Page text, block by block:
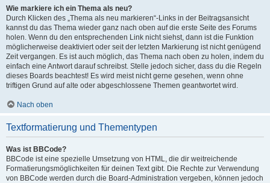
Wie markiere ich ein Thema als neu?
Durch Klicken des „Thema als neu markieren“-Links in der Beitragsansicht
kannst du das Thema wieder ganz nach oben auf die erste Seite des Forums
holen. Wenn du den entsprechenden Link nicht siehst, dann ist die Funktion
möglicherweise deaktiviert oder seit der letzten Markierung ist nicht genügend
Zeit vergangen. Es ist auch möglich, das Thema nach oben zu holen, indem du
einfach eine Antwort darauf schreibst. Stelle jedoch sicher, dass du die Regeln
dieses Boards beachtest! Es wird meist nicht gerne gesehen, wenn ohne
triftigen Grund auf alte oder abgeschlossene Themen geantwortet wird.
Nach oben
Textformatierung und Thementypen
Was ist BBCode?
BBCode ist eine spezielle Umsetzung von HTML, die dir weitreichende
Formatierungsmöglichkeiten für deinen Text gibt. Die Rechte zur Verwendung
von BBCode werden durch die Board-Administration vergeben, können jedoch